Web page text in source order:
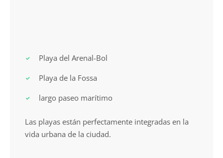
Playa del Arenal-Bol
Playa de la Fossa
largo paseo marítimo
Las playas están perfectamente integradas en la
vida urbana de la ciudad.